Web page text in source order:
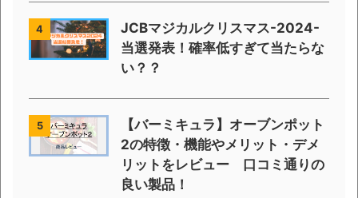
4
JCBマジカルクリスマス-2024-
当選発表！確率低すぎて当たらな
い？？
5
【バーミキュラ】オーブンポット
2の特徴・機能やメリット・デメ
リットをレビュー 口コミ通りの
良い製品！